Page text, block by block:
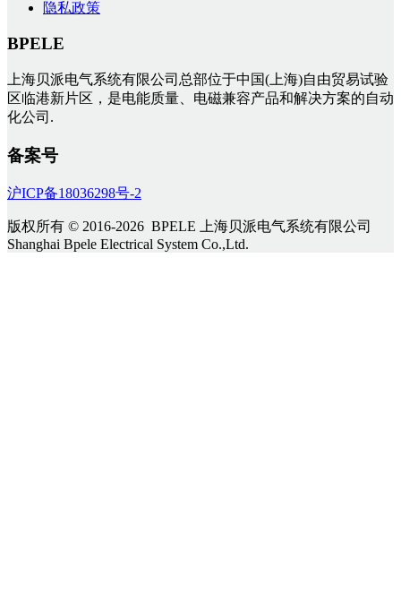
隐私政策
BPELE
上海贝派电气系统有限公司总部位于中国(上海)自由贸易试验
区临港新片区，是电能质量、电磁兼容产品和解决方案的自动
化公司.
备案号
沪ICP备18036298号-2
版权所有 © 2016-2026 BPELE 上海贝派电气系统有限公司
Shanghai Bpele Electrical System Co.,Ltd.